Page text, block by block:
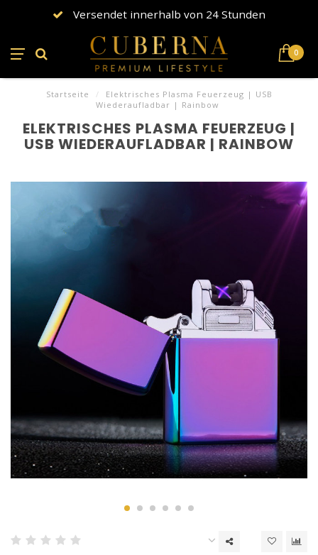
Versendet innerhalb von 24 Stunden
0
Startseite /
Elektrisches Plasma Feuerzeug | USB
Wiederaufladbar | Rainbow
ELEKTRISCHES PLASMA FEUERZEUG |
USB WIEDERAUFLADBAR | RAINBOW